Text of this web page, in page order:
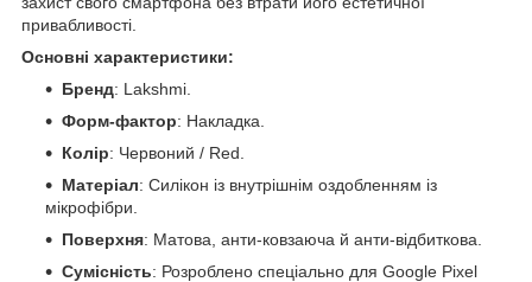
привабливості.
Основні характеристики:
Бренд: Lakshmi.
Форм-фактор: Накладка.
Колір: Червоний / Red.
Матеріал: Силікон із внутрішнім оздобленням із
мікрофібри.
Поверхня: Матова, анти-ковзаюча й анти-відбиткова.
Сумісність: Розроблено спеціально для Google Pixel